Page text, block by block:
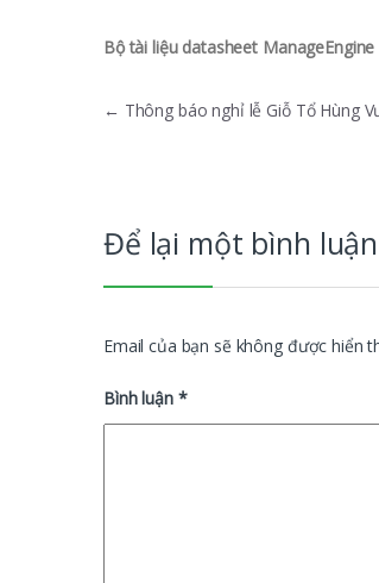
Bộ tài liệu datasheet
Điều hướng bài
← Thông báo nghỉ lễ Giỗ Tổ Hùng
Để lại một bình luận
Email của bạn sẽ không được hiển
Bình luận *